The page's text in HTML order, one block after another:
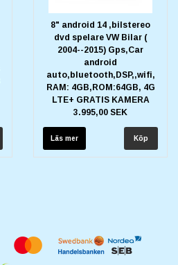
8" android 14 ,bilstereo
dvd spelare VW Bilar (
2004--2015) Gps,Car
android
auto,bluetooth,DSP,,wifi,
RAM: 4GB,ROM:64GB, 4G
LTE+ GRATIS KAMERA
3.995,00 SEK
Läs mer